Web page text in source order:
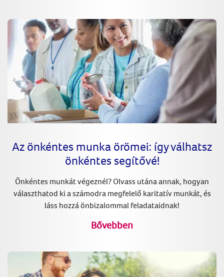
Az önkéntes munka örömei: így válhatsz
önkéntes segítővé!
Önkéntes munkát végeznél? Olvass utána annak, hogyan
választhatod ki a számodra megfelelő karitatív munkát, és
láss hozzá önbizalommal feladataidnak!
Bővebben